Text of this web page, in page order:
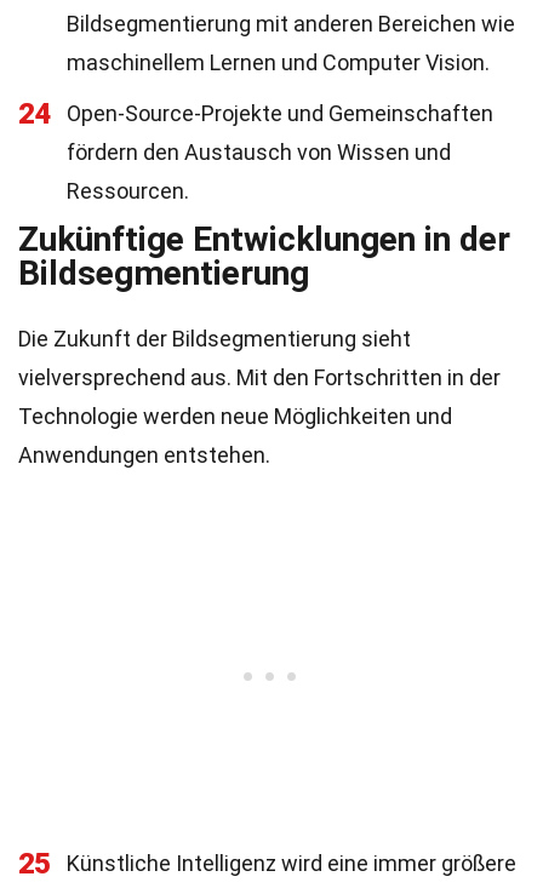
Bildsegmentierung mit anderen Bereichen wie
maschinellem Lernen und Computer Vision.
24
Open-Source-Projekte und Gemeinschaften
fördern den Austausch von Wissen und
Ressourcen.
Zukünftige Entwicklungen in der
Bildsegmentierung
Die Zukunft der Bildsegmentierung sieht
vielversprechend aus. Mit den Fortschritten in der
Technologie werden neue Möglichkeiten und
Anwendungen entstehen.
25
Künstliche Intelligenz wird eine immer größere